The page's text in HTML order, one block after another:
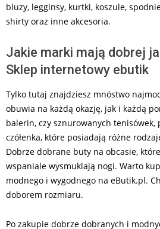
bluzy, legginsy, kurtki, koszule,
shirty oraz inne akcesoria.
Jakie marki mają dobrej
Sklep internetowy ebutik
Tylko tutaj znajdziesz mnóstwo
obuwia na każdą okazję, jak i każdą
balerin, czy sznurowanych tenisówek,
czółenka, które posiadają różne
Dobrze dobrane buty na obcasie,
wspaniale wysmuklają nogi. Warto
modnego i wygodnego na eButik.pl.
doborem rozmiaru.
Po zakupie dobrze dobranych i